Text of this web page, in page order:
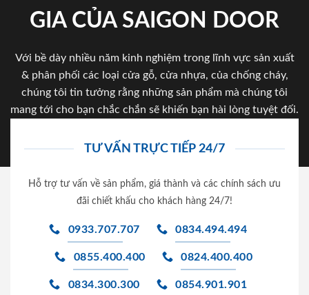
GIA CỦA SAIGON DOOR
Với bề dày nhiều năm kinh nghiệm trong lĩnh vực sản xuất
& phân phối các loại cửa gỗ, cửa nhựa, của chống cháy,
chúng tôi tin tưởng rằng những sản phẩm mà chúng tôi
mang tới cho bạn chắc chắn sẽ khiến bạn hài lòng tuyệt đối.
TƯ VẤN TRỰC TIẾP 24/7
Hỗ trợ tư vấn về sản phẩm, giá thành và các chính sách ưu
đãi chiết khấu cho khách hàng 24/7!
0933.707.707 0834.494.494
0855.400.400 0824.400.400
0834.300.300 0854.901.901